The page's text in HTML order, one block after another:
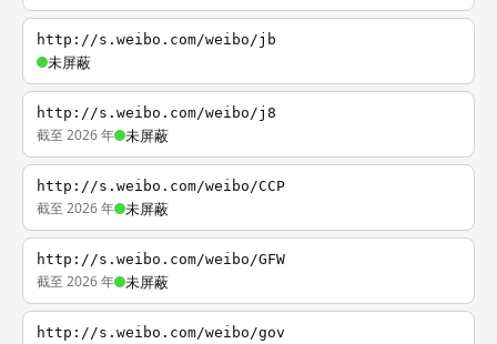
http://s.weibo.com/weibo/jb
未屏蔽
http://s.weibo.com/weibo/j8
截至 2026 年 未屏蔽
http://s.weibo.com/weibo/CCP
截至 2026 年 未屏蔽
http://s.weibo.com/weibo/GFW
截至 2026 年 未屏蔽
http://s.weibo.com/weibo/gov